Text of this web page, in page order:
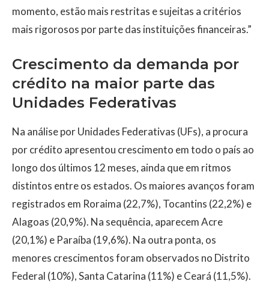
momento, estão mais restritas e sujeitas a critérios
mais rigorosos por parte das instituições financeiras.”
Crescimento da demanda por
crédito na maior parte das
Unidades Federativas
Na análise por Unidades Federativas (UFs), a procura
por crédito apresentou crescimento em todo o país ao
longo dos últimos 12 meses, ainda que em ritmos
distintos entre os estados. Os maiores avanços foram
registrados em Roraima (22,7%), Tocantins (22,2%) e
Alagoas (20,9%). Na sequência, aparecem Acre
(20,1%) e Paraíba (19,6%). Na outra ponta, os
menores crescimentos foram observados no Distrito
Federal (10%), Santa Catarina (11%) e Ceará (11,5%).